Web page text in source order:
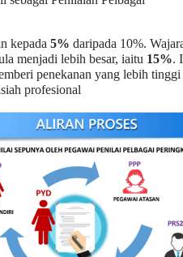
kepada 5% daripada 10%.
menjadi lebih besar, iaitu 15%.
penekanan yang lebih tinggi
profesional